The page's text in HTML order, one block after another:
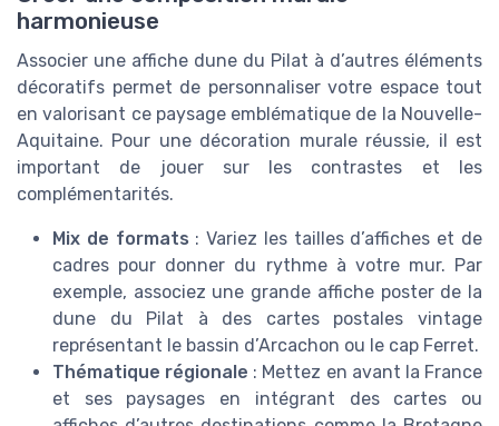
harmonieuse
Associer une affiche dune du Pilat à d’autres éléments
décoratifs permet de personnaliser votre espace tout
en valorisant ce paysage emblématique de la Nouvelle-
Aquitaine. Pour une décoration murale réussie, il est
important de jouer sur les contrastes et les
complémentarités.
Mix de formats : Variez les tailles d’affiches et de
cadres pour donner du rythme à votre mur. Par
exemple, associez une grande affiche poster de la
dune du Pilat à des cartes postales vintage
représentant le bassin d’Arcachon ou le cap Ferret.
Thématique régionale : Mettez en avant la France
et ses paysages en intégrant des cartes ou